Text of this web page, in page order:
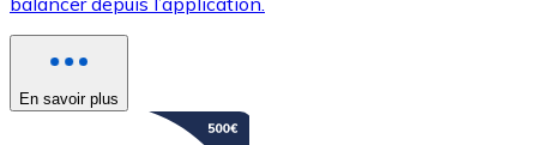
En savoir plus